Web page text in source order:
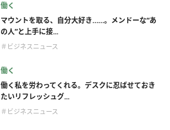
働く
マウントを取る、自分大好き……。メンドーな“あ
の人”と上手に接...
＃ビジネスニュース
働く
働く私を労わってくれる。デスクに忍ばせておき
たいリフレッシュグ...
＃ビジネスニュース